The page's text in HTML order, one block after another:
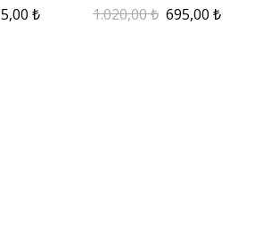
₺
1.020,00₺ 695,00 ₺